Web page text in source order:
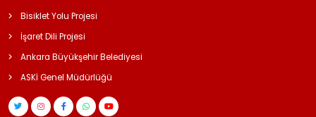
Bisiklet Yolu Projesi
İşaret Dili Projesi
Ankara Büyükşehir Belediyesi
ASKİ Genel Müdürlüğü